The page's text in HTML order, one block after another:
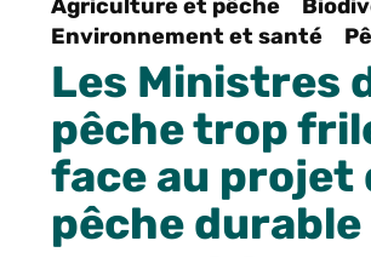
Agriculture et pêche
Environnement et santé
Les Ministres
pêche trop
face au projet
pêche durable